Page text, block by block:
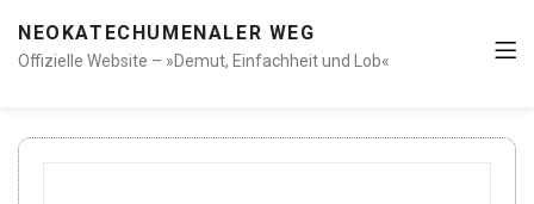
NEOKATECHUMENALER WEG
Offizielle Website – »Demut, Einfachheit und Lob«